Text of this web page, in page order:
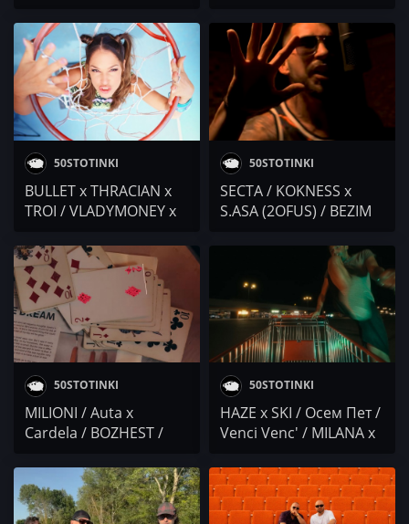
PURVI / Пейо а.к.а Келя
/ BOBY Veno /
ГЕШКАТА / SKF /
THELazo x
NIKSANAHOOD / DRS+ /
FYRE x THEO x I.N.I /
Duli & Mati
думи / KOTENCETO x
BILYANISH / GOCATA x
ADNAN BEATS / Осем
Пет / YOUNG BB
YOUNG x DIMOFF
50STOTINKI
BULLET x THRACIAN x
TROI / VLADYMONEY x
Ruba x Garjoka x
Dim4ou / KOKNESS x
S.ASA (2OFUS) / MGL
Acho / T.H.A. &
Drunken MA (DA Dark
Siloz) / Веси Бонева x
Лъчо (СкандаУ) / FYRE
50STOTINKI
SECTA / KOKNESS x
S.ASA (2OFUS) / BEZIM
KOTENCETO & M0RTY /
E.C.C.C. / BOBY Veno x
VXA / PMM / Duli &
Mati: I.N.I
50STOTINKI
MILIONI / Auta x
Cardela / BOZHEST /
Mihaela Marinova /
TromBobby / СРБ /
Duli&Mati
50STOTINKI
HAZE x SKI / Осем Пет /
Venci Venc' / MILANA x
GARJOKA x GABANATA /
Vichev x Milanovv x
N1kolov / ILKO x RTDRV